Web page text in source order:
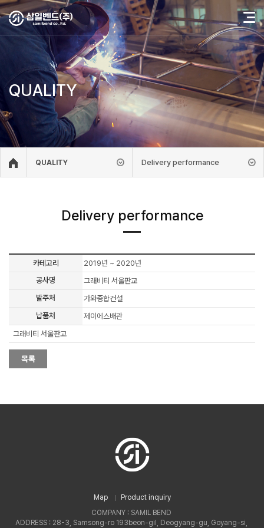
QUALITY
QUALITY Delivery performance
Delivery performance
카테고리
2019년 ~ 2020년
공사명
그래비티 서울판교
발주처
가와종합건설
납품처
제이에스배관
그래비티 서울판교
Map
Product inquiry
COMPANY : SAMIL BEND
ADDRESS : 28-3, Samsong-ro 193beon-gil, Deogyang-gu, Goyang-si,